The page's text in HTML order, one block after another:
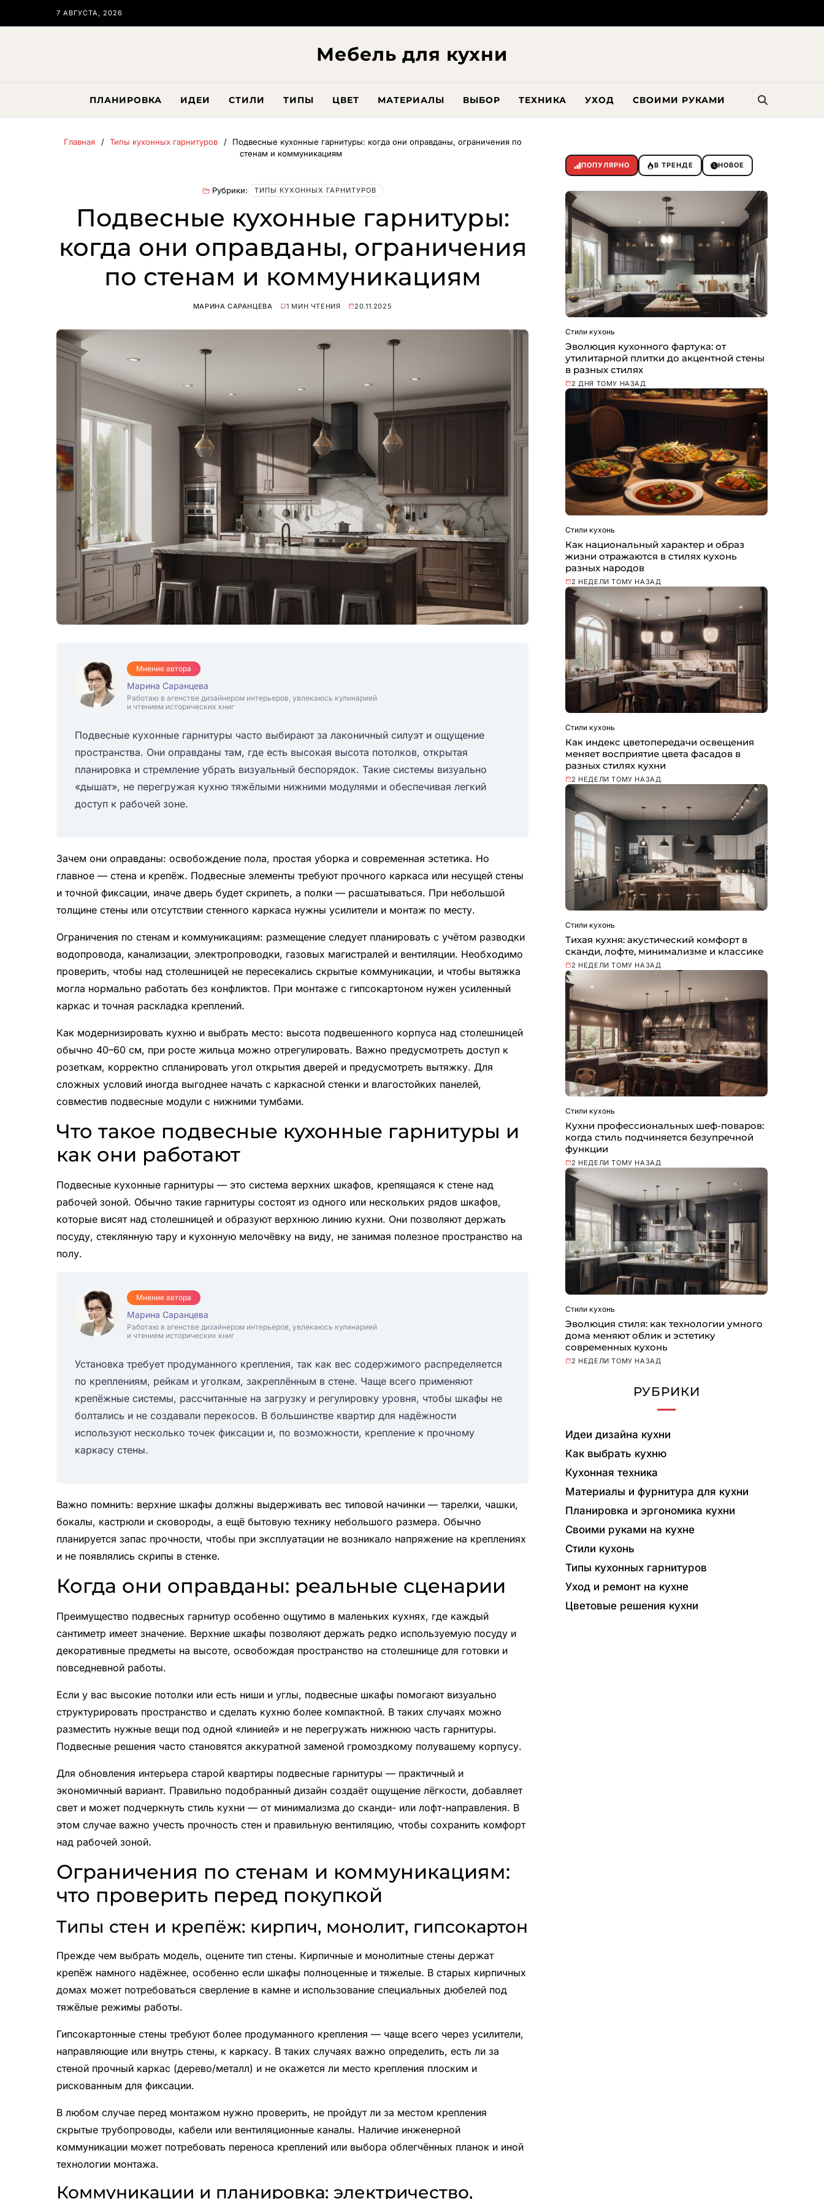
7 АВГУСТА, 2026
Мебель для кухни
ПЛАНИРОВКА ИДЕИ СТИЛИ ТИПЫ ЦВЕТ МАТЕРИАЛЫ ВЫБОР ТЕХНИКА УХОД СВОИМИ РУКАМИ
Главная Типы кухонных гарнитуров
Подвесные кухонные гарнитуры: когда они оправданы, ограничения по
стенам и коммуникациям
Рубрики: ТИПЫ КУХОННЫХ ГАРНИТУРОВ
Подвесные кухонные гарнитуры:
когда они оправданы, ограничения
по стенам и коммуникациям
МАРИНА САРАНЦЕВА 1 МИН ЧТЕНИЯ 20.11.2025
Мнение автора
Марина Саранцева
Работаю в агенстве дизайнером интерьеров, увлекаюсь кулинарией
и чтением исторических книг
Подвесные кухонные гарнитуры часто выбирают за лаконичный силуэт и ощущение
пространства. Они оправданы там, где есть высокая высота потолков, открытая
планировка и стремление убрать визуальный беспорядок. Такие системы визуально
«дышат», не перегружая кухню тяжёлыми нижними модулями и обеспечивая легкий
доступ к рабочей зоне.
Зачем они оправданы: освобождение пола, простая уборка и современная эстетика. Но
главное — стена и крепёж. Подвесные элементы требуют прочного каркаса или несущей стены
и точной фиксации, иначе дверь будет скрипеть, а полки — расшатываться. При небольшой
толщине стены или отсутствии стенного каркаса нужны усилители и монтаж по месту.
Ограничения по стенам и коммуникациям: размещение следует планировать с учётом разводки
водопровода, канализации, электропроводки, газовых магистралей и вентиляции. Необходимо
проверить, чтобы над столешницей не пересекались скрытые коммуникации, и чтобы вытяжка
могла нормально работать без конфликтов. При монтаже с гипсокартоном нужен усиленный
каркас и точная раскладка креплений.
Как модернизировать кухню и выбрать место: высота подвешенного корпуса над столешницей
обычно 40–60 см, при росте жильца можно отрегулировать. Важно предусмотреть доступ к
розеткам, корректно спланировать угол открытия дверей и предусмотреть вытяжку. Для
сложных условий иногда выгоднее начать с каркасной стенки и влагостойких панелей,
совместив подвесные модули с нижними тумбами.
Что такое подвесные кухонные гарнитуры и
как они работают
Подвесные кухонные гарнитуры — это система верхних шкафов, крепящаяся к стене над
рабочей зоной. Обычно такие гарнитуры состоят из одного или нескольких рядов шкафов,
которые висят над столешницей и образуют верхнюю линию кухни. Они позволяют держать
посуду, стеклянную тару и кухонную мелочёвку на виду, не занимая полезное пространство на
полу.
Мнение автора
Марина Саранцева
Работаю в агенстве дизайнером интерьеров, увлекаюсь кулинарией
и чтением исторических книг
Установка требует продуманного крепления, так как вес содержимого распределяется
по креплениям, рейкам и уголкам, закреплённым в стене. Чаще всего применяют
крепёжные системы, рассчитанные на загрузку и регулировку уровня, чтобы шкафы не
болтались и не создавали перекосов. В большинстве квартир для надёжности
используют несколько точек фиксации и, по возможности, крепление к прочному
каркасу стены.
Важно помнить: верхние шкафы должны выдерживать вес типовой начинки — тарелки, чашки,
бокалы, кастрюли и сковороды, а ещё бытовую технику небольшого размера. Обычно
планируется запас прочности, чтобы при эксплуатации не возникало напряжение на креплениях
и не появлялись скрипы в стенке.
Когда они оправданы: реальные сценарии
Преимущество подвесных гарнитур особенно ощутимо в маленьких кухнях, где каждый
сантиметр имеет значение. Верхние шкафы позволяют держать редко используемую посуду и
декоративные предметы на высоте, освобождая пространство на столешнице для готовки и
повседневной работы.
Если у вас высокие потолки или есть ниши и углы, подвесные шкафы помогают визуально
структурировать пространство и сделать кухню более компактной. В таких случаях можно
разместить нужные вещи под одной «линией» и не перегружать нижнюю часть гарнитуры.
Подвесные решения часто становятся аккуратной заменой громоздкому полувашему корпусу.
Для обновления интерьера старой квартиры подвесные гарнитуры — практичный и
экономичный вариант. Правильно подобранный дизайн создаёт ощущение лёгкости, добавляет
свет и может подчеркнуть стиль кухни — от минимализма до сканди- или лофт-направления. В
этом случае важно учесть прочность стен и правильную вентиляцию, чтобы сохранить комфорт
над рабочей зоной.
Ограничения по стенам и коммуникациям:
что проверить перед покупкой
Типы стен и крепёж: кирпич, монолит, гипсокартон
Прежде чем выбрать модель, оцените тип стены. Кирпичные и монолитные стены держат
крепёж намного надёжнее, особенно если шкафы полноценные и тяжелые. В старых кирпичных
домах может потребоваться сверление в камне и использование специальных дюбелей под
тяжёлые режимы работы.
Гипсокартонные стены требуют более продуманного крепления — чаще всего через усилители,
направляющие или внутрь стены, к каркасу. В таких случаях важно определить, есть ли за
стеной прочный каркас (дерево/металл) и не окажется ли место крепления плоским и
рискованным для фиксации.
В любом случае перед монтажом нужно проверить, не пройдут ли за местом крепления
скрытые трубопроводы, кабели или вентиляционные каналы. Наличие инженерной
коммуникации может потребовать переноса креплений или выбора облегчённых планок и иной
технологии монтажа.
Коммуникации и планировка: электричество,
ПОПУЛЯРНО В ТРЕНДЕ НОВОЕ
Стили кухонь
Эволюция кухонного фартука: от
утилитарной плитки до акцентной стены
в разных стилях
2 ДНЯ ТОМУ НАЗАД
Стили кухонь
Как национальный характер и образ
жизни отражаются в стилях кухонь
разных народов
2 НЕДЕЛИ ТОМУ НАЗАД
Стили кухонь
Как индекс цветопередачи освещения
меняет восприятие цвета фасадов в
разных стилях кухни
2 НЕДЕЛИ ТОМУ НАЗАД
Стили кухонь
Тихая кухня: акустический комфорт в
сканди, лофте, минимализме и классике
2 НЕДЕЛИ ТОМУ НАЗАД
Стили кухонь
Кухни профессиональных шеф-поваров:
когда стиль подчиняется безупречной
функции
2 НЕДЕЛИ ТОМУ НАЗАД
Стили кухонь
Эволюция стиля: как технологии умного
дома меняют облик и эстетику
современных кухонь
2 НЕДЕЛИ ТОМУ НАЗАД
РУБРИКИ
Идеи дизайна кухни
Как выбрать кухню
Кухонная техника
Материалы и фурнитура для кухни
Планировка и эргономика кухни
Своими руками на кухне
Стили кухонь
Типы кухонных гарнитуров
Уход и ремонт на кухне
Цветовые решения кухни